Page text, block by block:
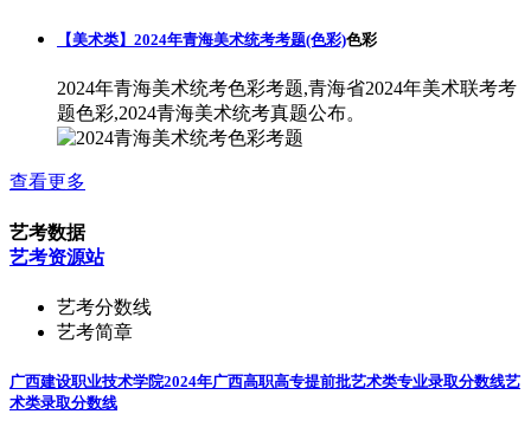
【美术类】2024年青海美术统考考题(色彩)色彩
2024年青海美术统考色彩考题,青海省2024年美术联考考
题色彩,2024青海美术统考真题公布。
查看更多
艺考数据
艺考资源站
艺考分数线
艺考简章
广西建设职业技术学院2024年广西高职高专提前批艺术类专业录取分数线艺
术类录取分数线